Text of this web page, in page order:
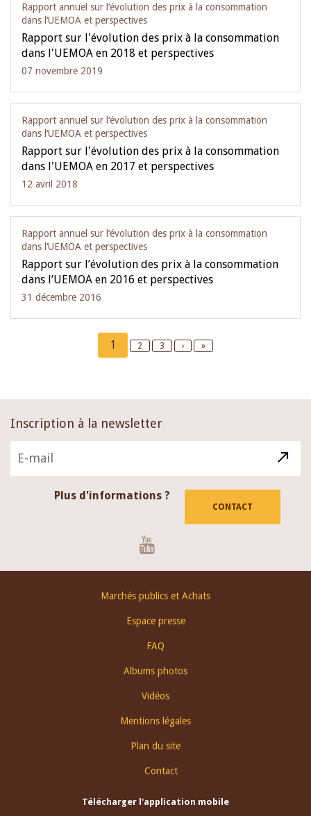
Rapport annuel sur l‘évolution des prix à la consommation
dans l‘UEMOA et perspectives
Rapport sur l'évolution des prix à la consommation
dans l'UEMOA en 2018 et perspectives
07 novembre 2019
Rapport annuel sur l‘évolution des prix à la consommation
dans l‘UEMOA et perspectives
Rapport sur l'évolution des prix à la consommation
dans l'UEMOA en 2017 et perspectives
12 avril 2018
Rapport annuel sur l‘évolution des prix à la consommation
dans l‘UEMOA et perspectives
Rapport sur l’évolution des prix à la consommation
dans l’UEMOA en 2016 et perspectives
31 décembre 2016
Current
page
1 Page
2 Page
3
Next
›
Last
»
Inscription à la newsletter
Plus d'informations ?
CONTACT
Marchés publics et Achats
Espace presse
FAQ
Albums photos
Vidéos
Mentions légales
Plan du site
Contact
Télécharger l'application mobile